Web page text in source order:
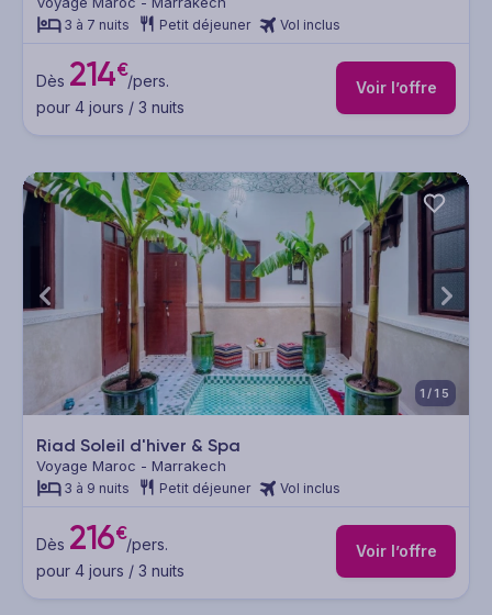
3 à 7 nuits Petit déjeuner Vol inclus
Dès 214€/pers.
pour 4 jours / 3 nuits
Voir l’offre
1/15
Riad Soleil d'hiver & Spa
Voyage Maroc - Marrakech
3 à 9 nuits Petit déjeuner Vol inclus
Dès 216€/pers.
pour 4 jours / 3 nuits
Voir l’offre